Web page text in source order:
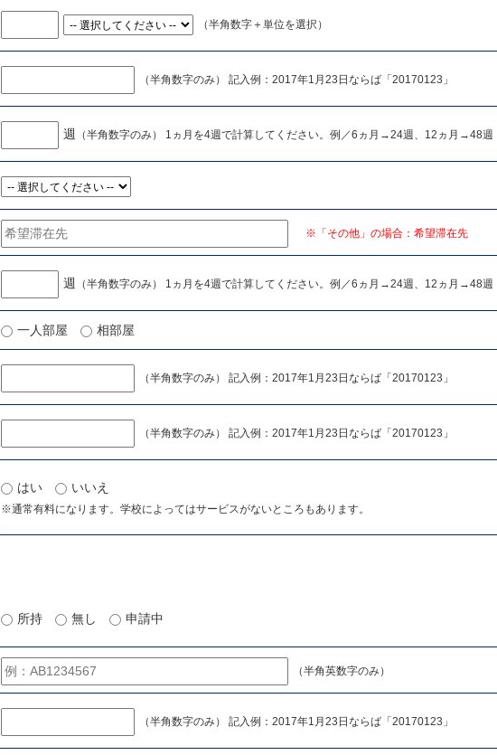
（半角数字＋単位を選択）
（半角数字のみ） 記入例：2017年1月23日ならば「20170123」
週 （半角数字のみ） 1ヵ月を4週で計算してください。例／6ヵ月→24週、12ヵ月→48週
※「その他」の場合：希望滞在先
週 （半角数字のみ） 1ヵ月を4週で計算してください。例／6ヵ月→24週、12ヵ月→48週
一人部屋 相部屋
（半角数字のみ） 記入例：2017年1月23日ならば「20170123」
（半角数字のみ） 記入例：2017年1月23日ならば「20170123」
はい いいえ
※通常有料になります。学校によってはサービスがないところもあります。
所持 無し 申請中
（半角英数字のみ）
（半角数字のみ） 記入例：2017年1月23日ならば「20170123」